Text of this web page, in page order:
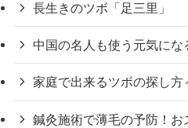
長生きのツボ「足三里」
中国の名人も使う元気にな
家庭で出来るツボの探し方
鍼灸施術で薄毛の予防！